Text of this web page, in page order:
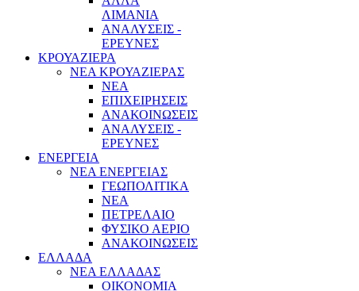
ΛΙΜΑΝΙΑ
ΑΝΑΛΥΣΕΙΣ -
ΕΡΕΥΝΕΣ
ΚΡΟΥΑΖΙΕΡΑ
ΝΕΑ ΚΡΟΥΑΖΙΕΡΑΣ
NEA
ΕΠΙΧΕΙΡΗΣΕΙΣ
ΑΝΑΚΟΙΝΩΣΕΙΣ
ΑΝΑΛΥΣΕΙΣ -
ΕΡΕΥΝΕΣ
ΕΝΕΡΓΕΙΑ
ΝΕΑ ΕΝΕΡΓΕΙΑΣ
ΓΕΩΠΟΛΙΤΙΚΑ
ΝΕΑ
ΠΕΤΡΕΛΑΙΟ
ΦΥΣΙΚΟ ΑΕΡΙΟ
ΑΝΑΚΟΙΝΩΣΕΙΣ
ΕΛΛΑΔΑ
ΝΕΑ ΕΛΛΑΔΑΣ
ΟΙΚΟΝΟΜΙΑ